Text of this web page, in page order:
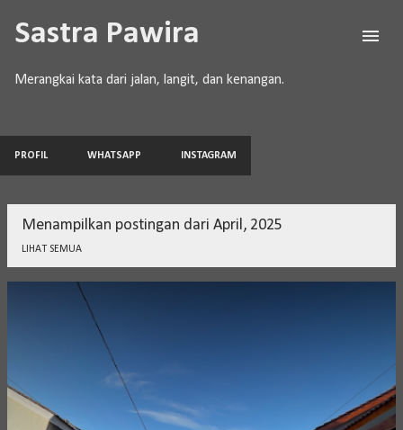
Langsung ke konten utama
Sastra Pawira
Merangkai kata dari jalan, langit, dan kenangan.
PROFIL WHATSAPP INSTAGRAM
Menampilkan postingan dari April, 2025
LIHAT SEMUA
t